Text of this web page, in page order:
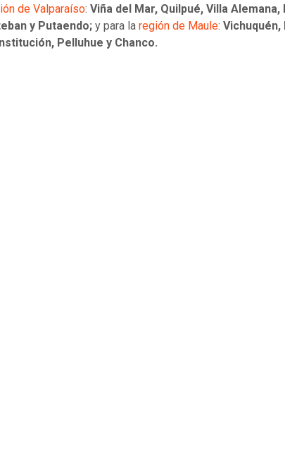
de Valparaíso: Viña del Mar, Quilpué, Villa Alemana,
y Putaendo; y para la región de Maule:
Pelluhue y Chanco.